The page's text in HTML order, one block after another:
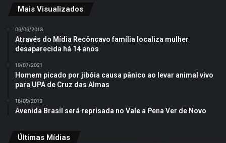
Mais Visualizados
06/06/2013
Através do Mídia Recôncavo família localiza mulher
desaparecida há 14 anos
19/07/2021
Homem picado por jibóia causa pânico ao levar animal vivo
para UPA de Cruz das Almas
16/09/2019
Avenida Brasil será reprisada no Vale a Pena Ver de Novo
Últimas Mídias